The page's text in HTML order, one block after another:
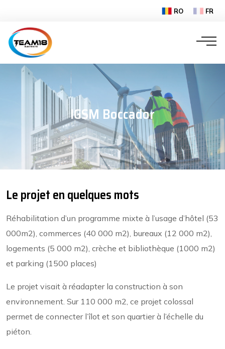
RO FR
IGSM Boccador
Le projet en quelques mots
Réhabilitation d’un programme mixte à l’usage d’hôtel (53
000m2), commerces (40 000 m2), bureaux (12 000 m2),
logements (5 000 m2), crèche et bibliothèque (1000 m2)
et parking (1500 places)
Le projet visait à réadapter la construction à son
environnement. Sur 110 000 m2, ce projet colossal
permet de connecter l’îlot et son quartier à l’échelle du
piéton.